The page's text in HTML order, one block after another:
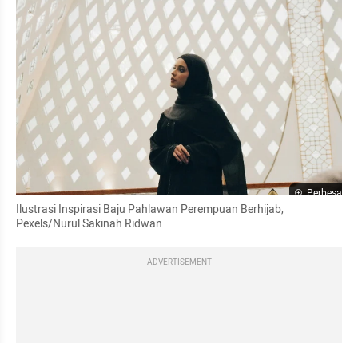
Perbesar
Ilustrasi Inspirasi Baju Pahlawan Perempuan Berhijab,
Pexels/Nurul Sakinah Ridwan
ADVERTISEMENT